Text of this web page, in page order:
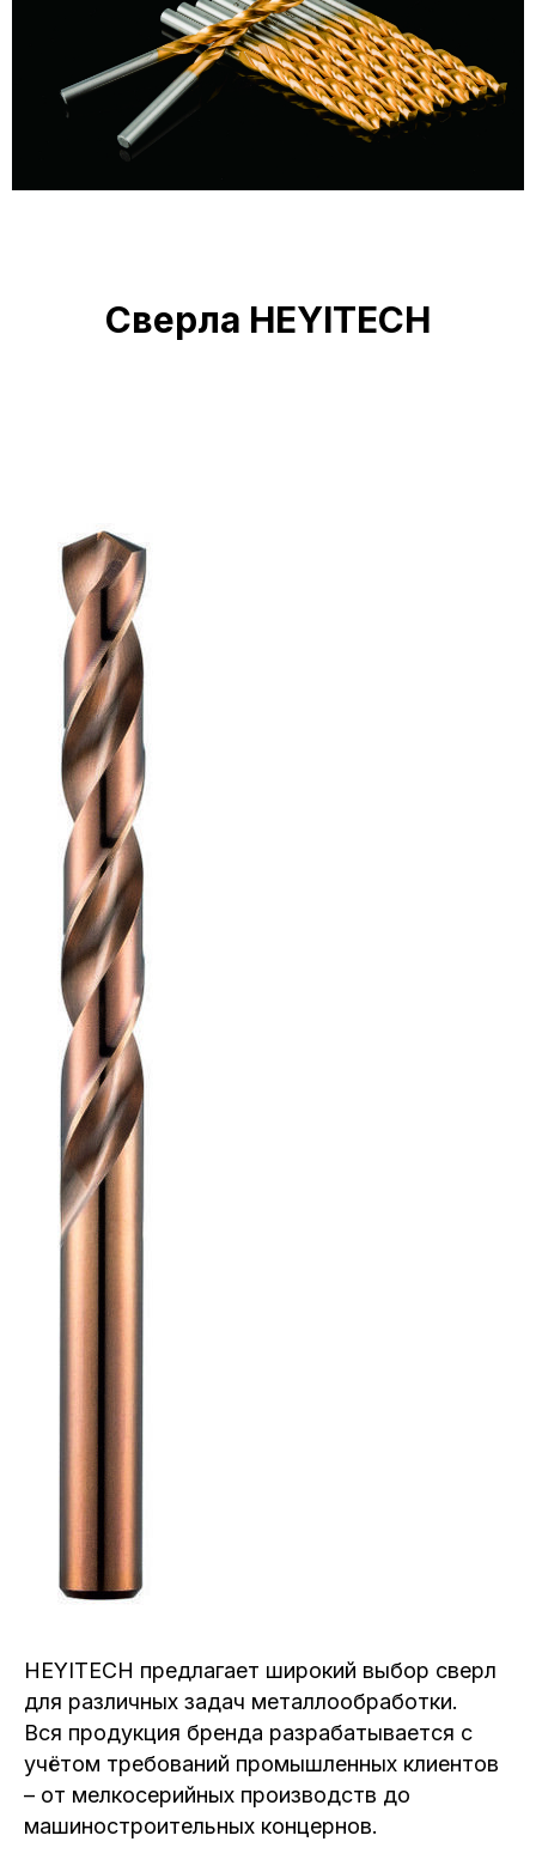
Сверла HEYITECH
HEYITECH предлагает широкий выбор сверл
для различных задач металлообработки.
Вся продукция бренда разрабатывается с
учётом требований промышленных клиентов
– от мелкосерийных производств до
машиностроительных концернов.